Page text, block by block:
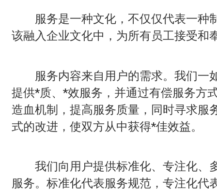
服务是一种文化，不仅仅代表一种
该融入企业文化中，为所有员工接受和
服务内容来自用户的需求。我们一
提供*质、*效服务，并通过有偿服务方
造血机制，提高服务质量，同时寻求服
式的改进，使双方从中获得*佳效益。
我们向用户提供标准化、专注化、
服务。标准化代表服务规范，专注化代